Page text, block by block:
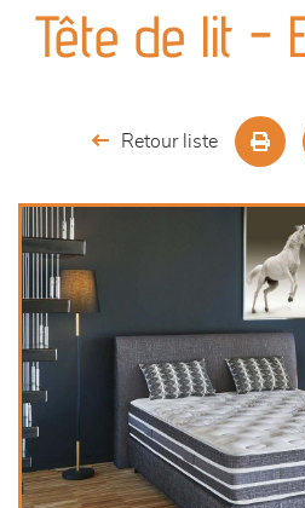
séjours
meubles de complément
literie
décoration
Tête de lit -
Retour liste